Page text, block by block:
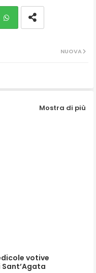
NUOVA
Mostra di più
votive